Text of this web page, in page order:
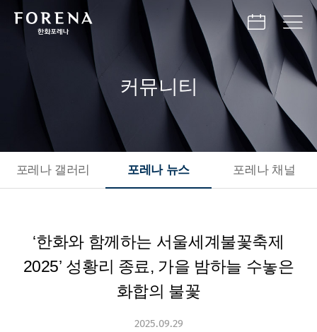
커뮤니티
포레나 갤러리 포레나 뉴스 포레나 채널
‘한화와 함께하는 서울세계불꽃축제
2025’ 성황리 종료, 가을 밤하늘 수놓은
화합의 불꽃
2025.09.29